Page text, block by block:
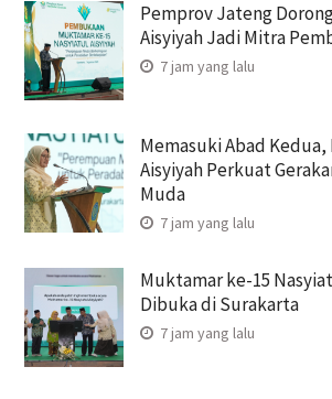
Pemprov Jateng
Aisyiyah Jadi Mitra
7 jam yang lalu
Memasuki Abad
Aisyiyah Perkuat
Muda
7 jam yang lalu
Muktamar ke-15
Dibuka di Surakarta
7 jam yang lalu